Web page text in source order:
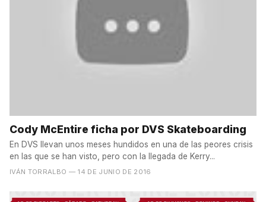
Cody McEntire ficha por DVS Skateboarding
En DVS llevan unos meses hundidos en una de las peores crisis
en las que se han visto, pero con la llegada de Kerry...
IVÁN TORRALBO — 14 DE JUNIO DE 2016